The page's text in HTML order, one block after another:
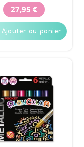
27,95 €
Ajouter au panier